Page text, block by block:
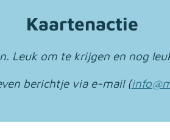
Kaartenactie
Leuk om te krijgen en nog
berichtje via e-mail (